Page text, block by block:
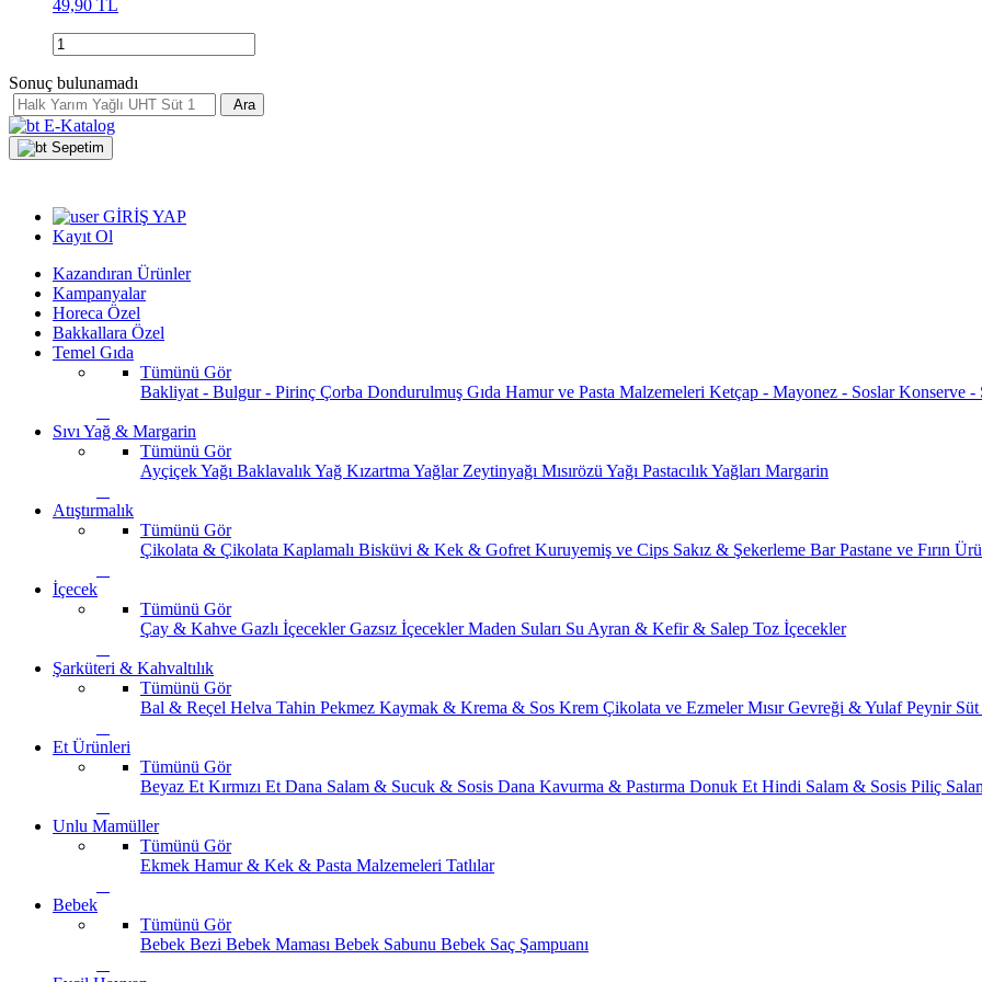
49,90 TL
Sonuç bulunamadı
Ara
E-Katalog
Sepetim
GİRİŞ YAP
Kayıt Ol
Kazandıran Ürünler
Kampanyalar
Horeca Özel
Bakkallara Özel
Temel Gıda
Tümünü Gör
Bakliyat - Bulgur - Pirinç Çorba Dondurulmuş Gıda Hamur ve Pasta Malzemeleri Ketçap - Mayonez - SoslarKonserve -
Sıvı Yağ & Margarin
Tümünü Gör
Ayçiçek Yağı Baklavalık Yağ Kızartma Yağlar Zeytinyağı Mısırözü Yağı Pastacılık Yağları Margarin
Atıştırmalık
Tümünü Gör
Çikolata & Çikolata Kaplamalı Bisküvi & Kek & Gofret Kuruyemiş ve Cips Sakız & Şekerleme BarPastane ve Fırın
İçecek
Tümünü Gör
Çay & Kahve Gazlı İçeceklerGazsız İçeceklerMaden Suları Su Ayran & Kefir & Salep Toz İçecekler
Şarküteri & Kahvaltılık
Tümünü Gör
Bal & Reçel Helva Tahin Pekmez Kaymak & Krema & Sos Krem Çikolata ve EzmelerMısır Gevreği & YulafPeynir
Et Ürünleri
Tümünü Gör
Beyaz Et Kırmızı Et Dana Salam & Sucuk & Sosis Dana Kavurma & Pastırma Donuk Et Hindi Salam & Sosis Piliç
Unlu Mamüller
Tümünü Gör
Ekmek Hamur & Kek & Pasta Malzemeleri Tatlılar
Bebek
Tümünü Gör
Bebek Bezi Bebek Maması Bebek Sabunu Bebek Saç Şampuanı